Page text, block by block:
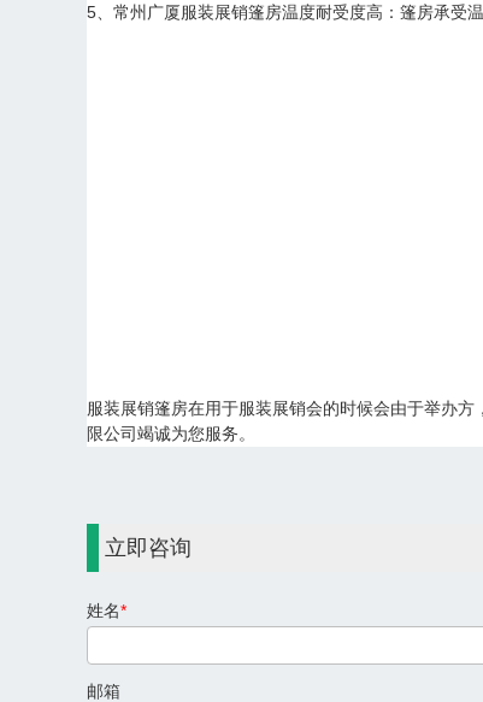
5、常州广厦服装展销篷房温度耐受度高：篷房承受
服装展销篷房在用于服装展销会的时候会由于举办
限公司竭诚为您服务。
立即咨询
姓名*
邮箱